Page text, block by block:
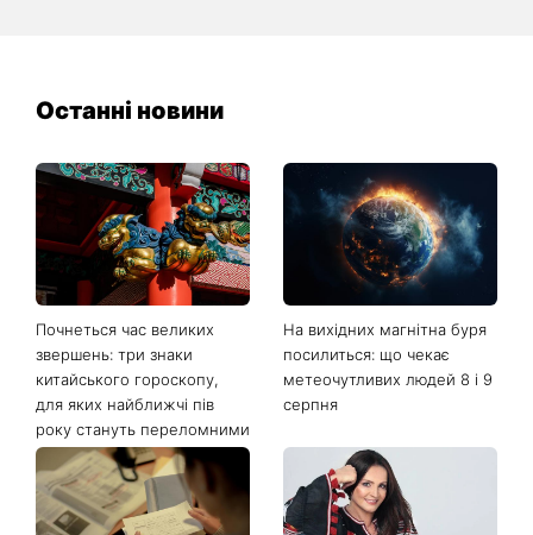
Останні новини
Почнеться час великих
звершень: три знаки
китайського гороскопу,
для яких найближчі пів
року стануть переломними
На вихідних магнітна буря
посилиться: що чекає
метеочутливих людей 8 і 9
серпня